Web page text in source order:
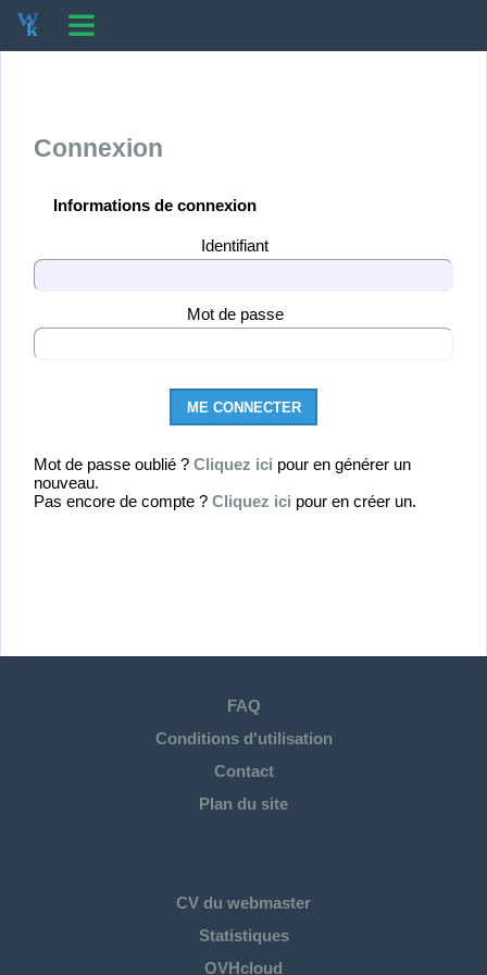
Connexion
Informations de connexion
Identifiant
Mot de passe
Mot de passe oublié ?Cliquez ici pour en générer un
nouveau.
Pas encore de compte ?Cliquez ici pour en créer un.
FAQ
Conditions d'utilisation
Contact
Plan du site
CV du webmaster
Statistiques
OVHcloud